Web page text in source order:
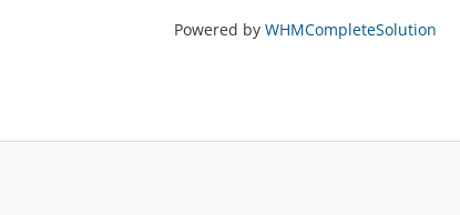
Powered by WHMCompleteSolution